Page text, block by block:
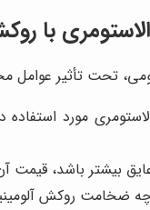
با
تحت تأثیر عوامل
بیشتر باشد، قیمت آن
ضخامت روکش